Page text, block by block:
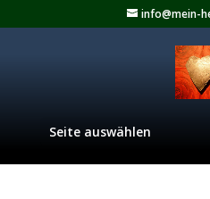
info@mein-
Seite auswählen